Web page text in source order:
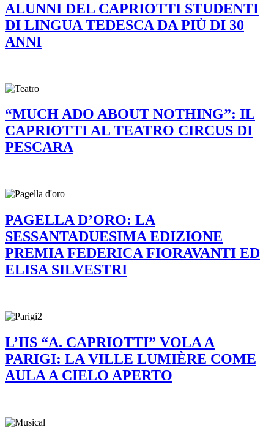
ALUNNI DEL CAPRIOTTI STUDENTI
DI LINGUA TEDESCA DA PIÙ DI 30
ANNI
“MUCH ADO ABOUT NOTHING”: IL
CAPRIOTTI AL TEATRO CIRCUS DI
PESCARA
PAGELLA D’ORO: LA
SESSANTADUESIMA EDIZIONE
PREMIA FEDERICA FIORAVANTI ED
ELISA SILVESTRI
L’IIS “A. CAPRIOTTI” VOLA A
PARIGI: LA VILLE LUMIÈRE COME
AULA A CIELO APERTO